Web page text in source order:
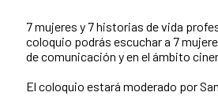
7 mujeres y 7 historias de vida
coloquio podrás escuchar a 7
de comunicación y en el ámbito
El coloquio estará moderado por